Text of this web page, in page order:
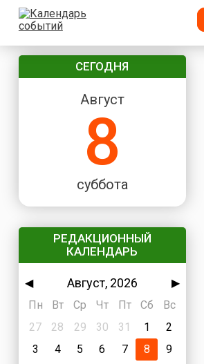
СЕГОДНЯ
Август
8
суббота
РЕДАКЦИОННЫЙ
КАЛЕНДАРЬ
◀ Август, 2026
▶
Пн
Вт Ср Чт Пт Сб
Вс
27
28 29 30 31 1
2
3
4 5 6 7 8
9